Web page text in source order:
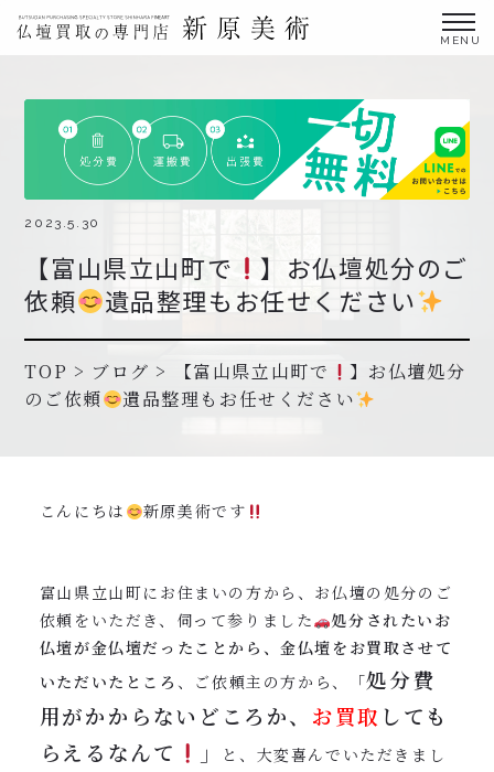
仏壇買取サービス
買取ステップ・お仏壇処分の流れ
ブログ
北陸三県外の方
よくあるご質問
協力店募集について
0120-962-856
2023.5.30
【富山県立山町で
】お仏壇処分のご
依頼
遺品整理もお任せください
TOP > ブログ > 【富山県立山町で
】お仏壇処分
のご依頼
遺品整理もお任せください
こんにちは 新原美術です
富山県立山町にお住まいの方から、お仏壇の処分のご
依頼をいただき、伺って参りました
処分されたいお
仏壇が金仏壇だったことから、金仏壇をお買取させて
いただいたところ 、ご依頼主の方から、「処分費
用がかからないどころか、 お買取 しても
らえるなんて
」
と、大変喜んでいただきまし